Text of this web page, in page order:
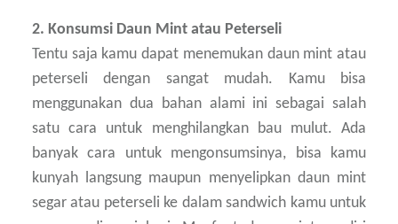
2. Konsumsi Daun Mint atau Peterseli
Tentu saja kamu dapat menemukan daun mint atau
peterseli dengan sangat mudah. Kamu bisa
menggunakan dua bahan alami ini sebagai salah
satu cara untuk menghilangkan bau mulut. Ada
banyak cara untuk mengonsumsinya, bisa kamu
kunyah langsung maupun menyelipkan daun mint
segar atau peterseli ke dalam sandwich kamu untuk